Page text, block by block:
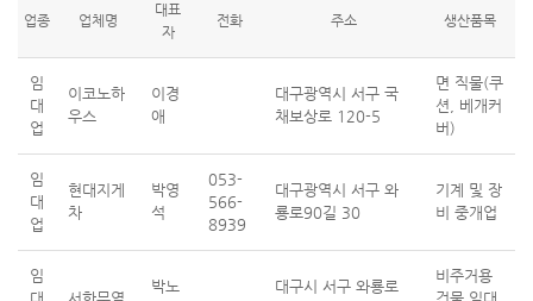
업종 업체명
대표
자
전화 주소 생산품목
임
대
업
이코노하
우스
이경
애
대구광역시 서구 국
채보상로 120-5
면 직물(쿠
션, 베개커
버)
임
대
업
현대지게
차
박영
석
053-
566-
8939
대구광역시 서구 와
룡로90길 30
기계 및 장
비 중개업
임
박노
대구시 서구 와룡로
비주거용